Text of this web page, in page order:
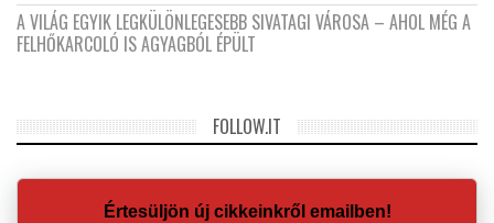
A VILÁG EGYIK LEGKÜLÖNLEGESEBB SIVATAGI VÁROSA – AHOL MÉG A
FELHŐKARCOLÓ IS AGYAGBÓL ÉPÜLT
FOLLOW.IT
Értesüljön új cikkeinkről emailben!